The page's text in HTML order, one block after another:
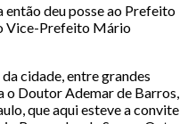
deu posse ao Prefeito
Vice-Prefeito Mário
cidade, entre grandes
o Doutor Ademar de Barros,
que aqui esteve a convite